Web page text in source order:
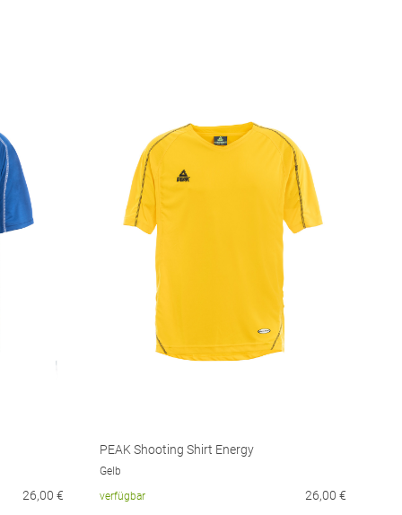
26,00 €
PEAK Shooting Shirt Energy
Gelb
verfügbar
26,00 €